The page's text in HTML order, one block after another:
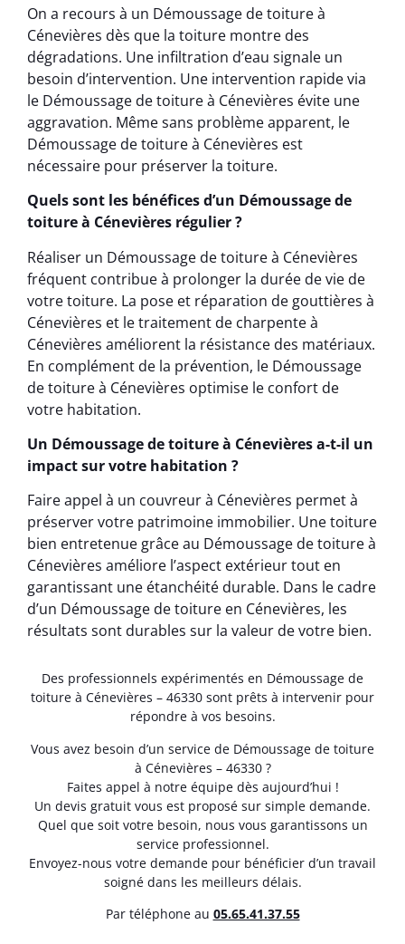
On a recours à un Démoussage de toiture à
Cénevières dès que la toiture montre des
dégradations. Une infiltration d’eau signale un
besoin d’intervention. Une intervention rapide via
le Démoussage de toiture à Cénevières évite une
aggravation. Même sans problème apparent, le
Démoussage de toiture à Cénevières est
nécessaire pour préserver la toiture.
Quels sont les bénéfices d’un Démoussage de
toiture à Cénevières régulier ?
Réaliser un Démoussage de toiture à Cénevières
fréquent contribue à prolonger la durée de vie de
votre toiture. La pose et réparation de gouttières à
Cénevières et le traitement de charpente à
Cénevières améliorent la résistance des matériaux.
En complément de la prévention, le Démoussage
de toiture à Cénevières optimise le confort de
votre habitation.
Un Démoussage de toiture à Cénevières a-t-il un
impact sur votre habitation ?
Faire appel à un couvreur à Cénevières permet à
préserver votre patrimoine immobilier. Une toiture
bien entretenue grâce au Démoussage de toiture à
Cénevières améliore l’aspect extérieur tout en
garantissant une étanchéité durable. Dans le cadre
d’un Démoussage de toiture en Cénevières, les
résultats sont durables sur la valeur de votre bien.
Des professionnels expérimentés en Démoussage de
toiture à Cénevières – 46330 sont prêts à intervenir pour
répondre à vos besoins.
Vous avez besoin d’un service de Démoussage de toiture
à Cénevières – 46330 ?
Faites appel à notre équipe dès aujourd’hui !
Un devis gratuit vous est proposé sur simple demande.
Quel que soit votre besoin, nous vous garantissons un
service professionnel.
Envoyez-nous votre demande pour bénéficier d’un travail
soigné dans les meilleurs délais.
Par téléphone au 05.65.41.37.55